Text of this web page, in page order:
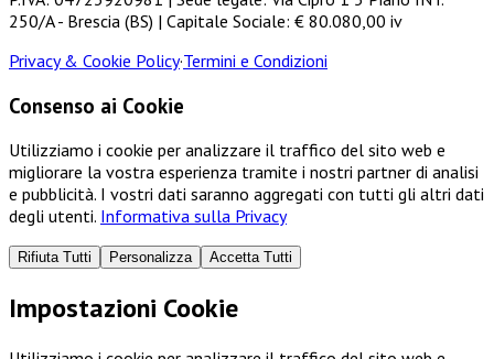
250/A - Brescia (BS) | Capitale Sociale: € 80.080,00 iv
Privacy & Cookie Policy·Termini e Condizioni
Consenso ai Cookie
Utilizziamo i cookie per analizzare il traffico del sito web e
migliorare la vostra esperienza tramite i nostri partner di analisi
e pubblicità. I vostri dati saranno aggregati con tutti gli altri dati
degli utenti. Informativa sulla Privacy
Rifiuta Tutti Personalizza Accetta Tutti
Impostazioni Cookie